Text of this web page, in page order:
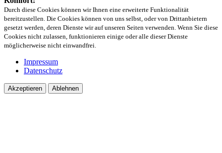
Durch diese Cookies können wir Ihnen eine erweiterte Funktionalität
bereitzustellen. Die Cookies können von uns selbst, oder von Drittanbietern
gesetzt werden, deren Dienste wir auf unseren Seiten verwenden. Wenn Sie diese
Cookies nicht zulassen, funktionieren einige oder alle dieser Dienste
möglicherweise nicht einwandfrei.
Impressum
Datenschutz
Akzeptieren Ablehnen